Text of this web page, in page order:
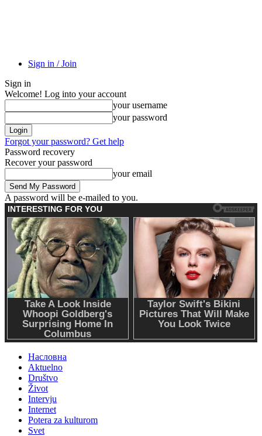
Sign in / Join
Sign in
Welcome! Log into your account
your username
your password
Forgot your password? Get help
Password recovery
Recover your password
your email
A password will be e-mailed to you.
Насловна
Aktuelno
Društvo
Život
Intervju
Internet
Potera za kulturom
Svet